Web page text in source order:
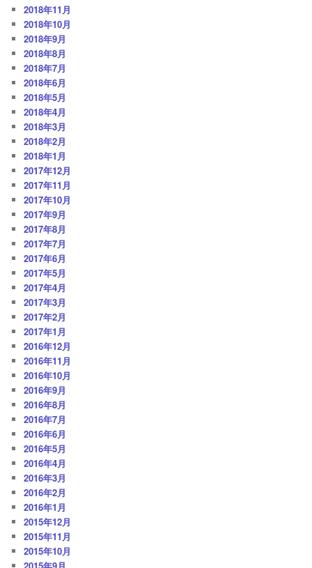
2018年11月
2018年10月
2018年9月
2018年8月
2018年7月
2018年6月
2018年5月
2018年4月
2018年3月
2018年2月
2018年1月
2017年12月
2017年11月
2017年10月
2017年9月
2017年8月
2017年7月
2017年6月
2017年5月
2017年4月
2017年3月
2017年2月
2017年1月
2016年12月
2016年11月
2016年10月
2016年9月
2016年8月
2016年7月
2016年6月
2016年5月
2016年4月
2016年3月
2016年2月
2016年1月
2015年12月
2015年11月
2015年10月